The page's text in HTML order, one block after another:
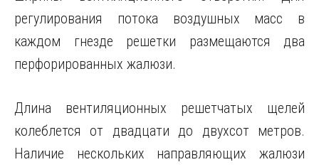
регулирования потока воздушных масс в
каждом гнезде решетки размещаются два
перфорированных жалюзи.
Длина вентиляционных решетчатых щелей
колеблется от двадцати до двухсот метров.
Наличие нескольких направляющих жалюзи